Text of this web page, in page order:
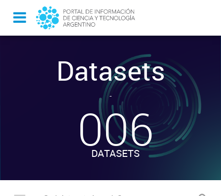
Datasets
-
006
DATASETS